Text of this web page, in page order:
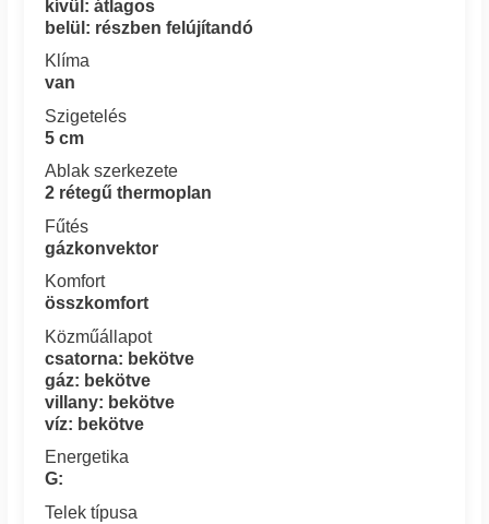
kívül: átlagos
belül: részben felújítandó
Klíma
van
Szigetelés
5 cm
Ablak szerkezete
2 rétegű thermoplan
Fűtés
gázkonvektor
Komfort
összkomfort
Közműállapot
csatorna: bekötve
gáz: bekötve
villany: bekötve
víz: bekötve
Energetika
G:
Telek típusa